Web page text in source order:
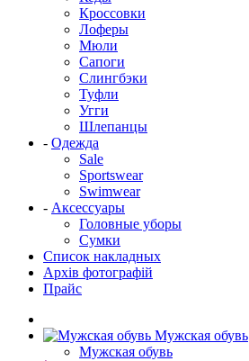
Кроссовки
Лоферы
Мюли
Сапоги
Слингбэки
Туфли
Угги
Шлепанцы
- Одежда
Sale
Sportswear
Swimwear
- Аксессуары
Головные уборы
Сумки
Список накладных
Архів фотографій
Прайс
Мужская обувь
Мужская обувь